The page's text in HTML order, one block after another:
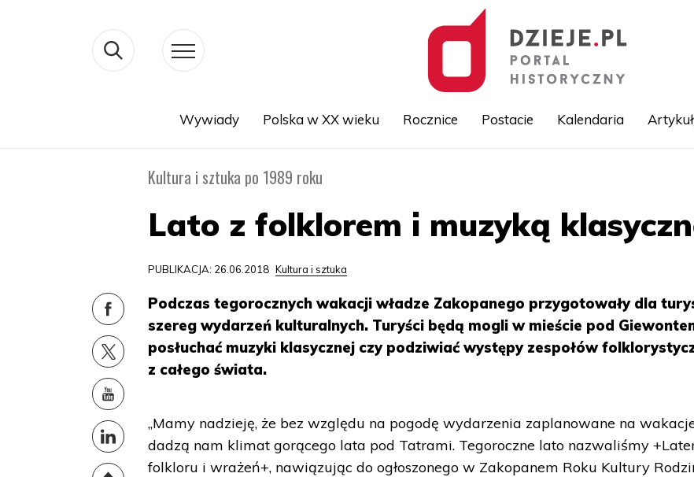
Wywiady Polska w XX wieku Rocznice Postacie Kalendaria
Kultura i sztuka po 1989 roku
Lato z folklorem i muzyką
PUBLIKACJA: 26.06.2018 Kultura i sztuka
Podczas tegorocznych wakacji władze Zakopanego przygotowały dla
szereg wydarzeń kulturalnych. Turyści będą mogli w mieście pod
posłuchać muzyki klasycznej czy podziwiać występy zespołów
z całego świata.
„Mamy nadzieję, że bez względu na pogodę wydarzenia zaplanowane na
dadzą nam klimat gorącego lata pod Tatrami. Tegoroczne lato nazwaliśmy
folkloru i wrażeń+, nawiązując do ogłoszonego w Zakopanem Roku Kultury